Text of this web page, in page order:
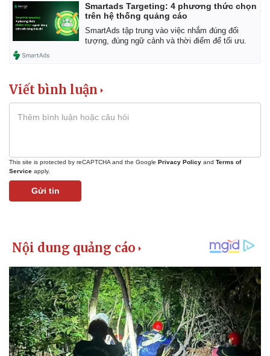
Smartads Targeting: 4 phương thức chọn
trên hệ thống quảng cáo
SmartAds tập trung vào việc nhắm đúng đối
tượng, đúng ngữ cảnh và thời điểm để tối ưu.
Viết bình luận
This site is protected by reCAPTCHA and the Google Privacy Policy and Terms of
Service apply.
Gửi tin